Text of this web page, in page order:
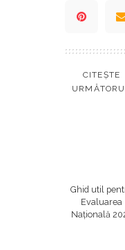
CITEȘTE
Ghid util
Evaluarea
Națională